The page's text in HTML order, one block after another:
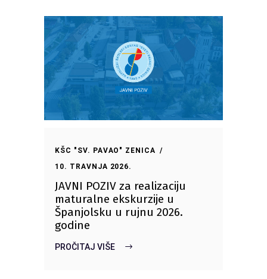
KŠC "SV. PAVAO" ZENICA
10. TRAVNJA 2026.
JAVNI POZIV za realizaciju
maturalne ekskurzije u
Španjolsku u rujnu 2026.
godine
PROČITAJ VIŠE